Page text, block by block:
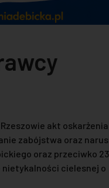
akt oskarżenia
zabójstwa oraz
oraz przeciwko
nietykalności cielesnej o